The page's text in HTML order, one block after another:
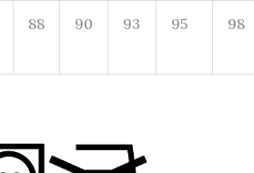
88 90 93 95 98